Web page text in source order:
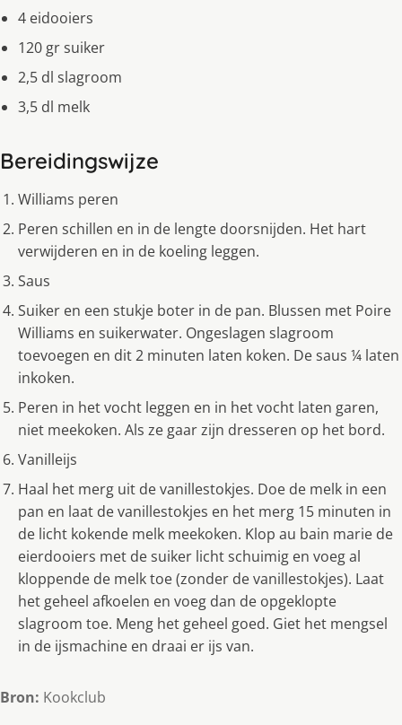
4 eidooiers
120 gr suiker
2,5 dl slagroom
3,5 dl melk
Bereidingswijze
Williams peren
Peren schillen en in de lengte doorsnijden. Het hart
verwijderen en in de koeling leggen.
Saus
Suiker en een stukje boter in de pan. Blussen met Poire
Williams en suikerwater. Ongeslagen slagroom
toevoegen en dit 2 minuten laten koken. De saus ¼ laten
inkoken.
Peren in het vocht leggen en in het vocht laten garen,
niet meekoken. Als ze gaar zijn dresseren op het bord.
Vanilleijs
Haal het merg uit de vanillestokjes. Doe de melk in een
pan en laat de vanillestokjes en het merg 15 minuten in
de licht kokende melk meekoken. Klop au bain marie de
eierdooiers met de suiker licht schuimig en voeg al
kloppende de melk toe (zonder de vanillestokjes). Laat
het geheel afkoelen en voeg dan de opgeklopte
slagroom toe. Meng het geheel goed. Giet het mengsel
in de ijsmachine en draai er ijs van.
Bron: Kookclub